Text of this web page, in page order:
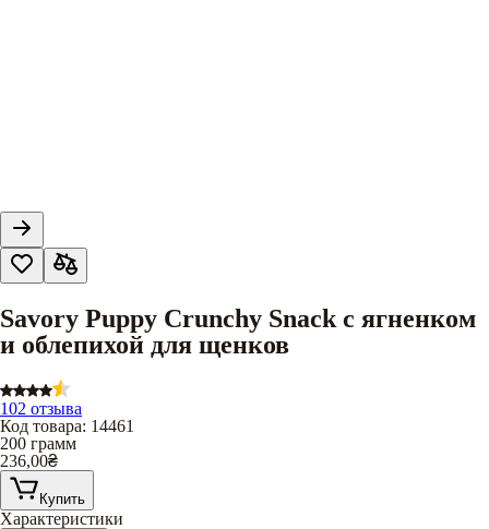
Savory Puppy Crunchy Snack с ягненком
и облепихой для щенков
102 отзыва
Код товара: 14461
200 грамм
236,00₴
Купить
Характеристики